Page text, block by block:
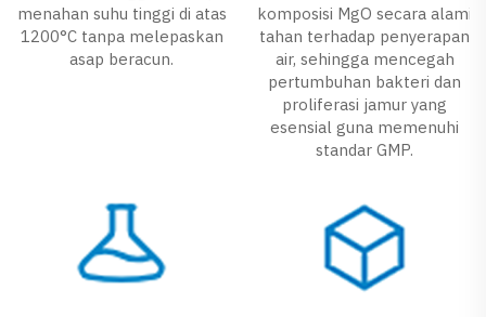
menahan suhu tinggi di atas
1200°C tanpa melepaskan
asap beracun.
komposisi MgO secara alami
tahan terhadap penyerapan
air, sehingga mencegah
pertumbuhan bakteri dan
proliferasi jamur yang
esensial guna memenuhi
standar GMP.